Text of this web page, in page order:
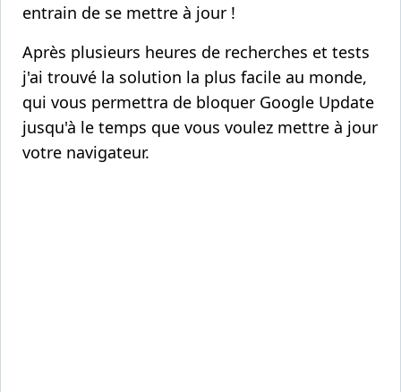
entrain de se mettre à jour !
Après plusieurs heures de recherches et tests
j'ai trouvé la solution la plus facile au monde,
qui vous permettra de bloquer Google Update
jusqu'à le temps que vous voulez mettre à jour
votre navigateur.